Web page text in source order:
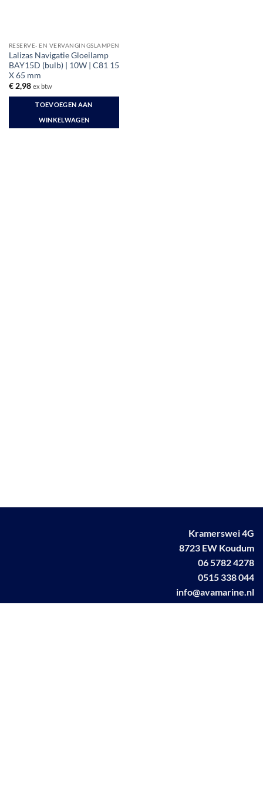
RESERVE- EN VERVANGINGSLAMPEN
Lalizas Navigatie Gloeilamp
BAY15D (bulb) | 10W | C81 15
X 65 mm
€2,98 ex btw
TOEVOEGEN AAN
WINKELWAGEN
Kramerswei 4G
8723 EW Koudum
06 5782 4278
0515 338 044
info@avamarine.nl